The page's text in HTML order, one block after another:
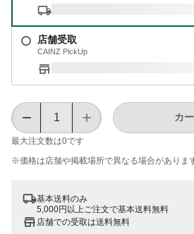
店舗受取
CAINZ PickUp
最大注文数は0です
カ
※価格は​店舗や​掲載場所で​異なる​場合が​ありま
基本送料のみ
5,000円以上ご注文で基本送料無料
店舗での受取は送料無料